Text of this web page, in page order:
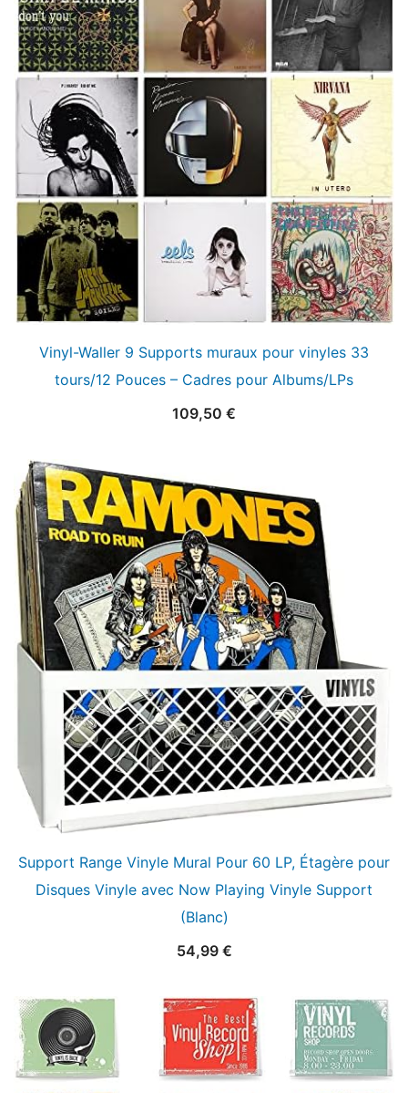
Vinyl-Waller 9 Supports muraux pour vinyles 33
tours/12 Pouces – Cadres pour Albums/LPs
109,50 €
Support Range Vinyle Mural Pour 60 LP, Étagère pour
Disques Vinyle avec Now Playing Vinyle Support
(Blanc)
54,99 €